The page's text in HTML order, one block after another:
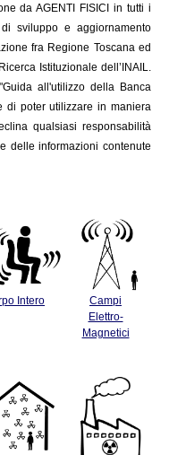
da AGENTI FISICI in tutti i
sviluppo e aggiornamento
fra Regione Toscana ed
Istituzionale dell’INAIL.
all'utilizzo della Banca
di poter utilizzare in maniera
qualsiasi responsabilità
delle informazioni contenute
Intero
Campi
Elettro-
Magnetici